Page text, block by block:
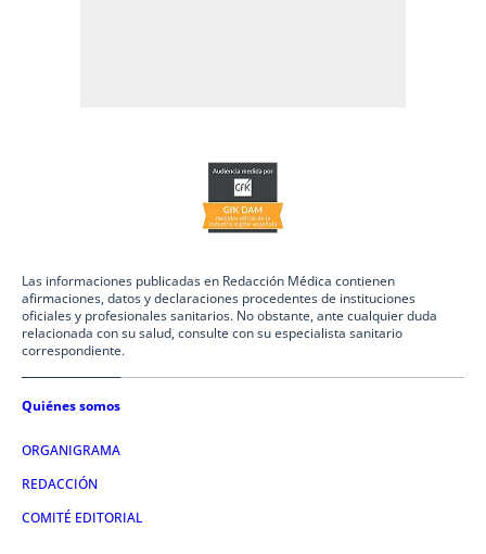
Las informaciones publicadas en Redacción Médica contienen
afirmaciones, datos y declaraciones procedentes de instituciones
oficiales y profesionales sanitarios. No obstante, ante cualquier duda
relacionada con su salud, consulte con su especialista sanitario
correspondiente.
Quiénes somos
ORGANIGRAMA
REDACCIÓN
COMITÉ EDITORIAL